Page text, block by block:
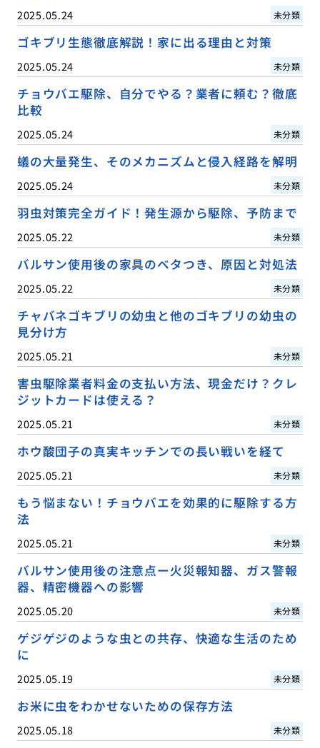
2025.05.24 未分類
ゴキブリ生態徹底解説！家に出る理由と対策
2025.05.24 未分類
チョウバエ駆除、自分でやる？業者に頼む？徹底
比較
2025.05.24 未分類
蟻の大量発生、そのメカニズムと侵入経路を解明
2025.05.24 未分類
羽虫対策完全ガイド！発生源から駆除、予防まで
2025.05.22 未分類
バルサン使用後の家具のベタつき、原因と対処法
2025.05.22 未分類
チャバネゴキブリの幼虫と他のゴキブリの幼虫の
見分け方
2025.05.21 未分類
害虫駆除業者料金の支払い方法、現金だけ？クレ
ジットカードは使える？
2025.05.21 未分類
ホウ酸団子の真実キッチンでの長い戦いを経て
2025.05.21 未分類
もう悩まない！チョウバエを効果的に駆除する方
法
2025.05.21 未分類
バルサン使用後の注意点ー火災報知器、ガス警報
器、精密機器への影響
2025.05.20 未分類
ゲジゲジのような虫との共存、快適な生活のため
に
2025.05.19 未分類
お米に虫をわかせないための保存方法
2025.05.18 未分類